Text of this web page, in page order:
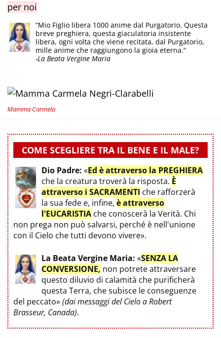
per noi
“Mio Figlio libera 1000 anime dal Purgatorio. Questa
breve preghiera, questa giaculatoria insistente
libera, ogni volta che viene recitata, dal Purgatorio,
mille anime che raggiungono la gioia eterna.”
-La Beata Vergine Maria
Mamma Carmela
COME SCEGLIERE TRA IL BENE E IL MALE?
Dio Padre: «Ed è attraverso la PREGHIERA
che la creatura troverà la risposta. È
attraverso i SACRAMENTI che rafforzerà
la sua fede e, infine, è attraverso
l'EUCARISTIA che conoscerà la Verità. Chi
non prega non può salvarsi, perché è nell'unione
con il Cielo che tutti devono vivere».
La Beata Vergine Maria: «SENZA LA
CONVERSIONE, non potrete attraversare
questo diluvio di calamità che purificherà
questa Terra, che subisce le conseguenze
del peccato»(dai messaggi del Cielo a Robert
Brasseur, Canada).